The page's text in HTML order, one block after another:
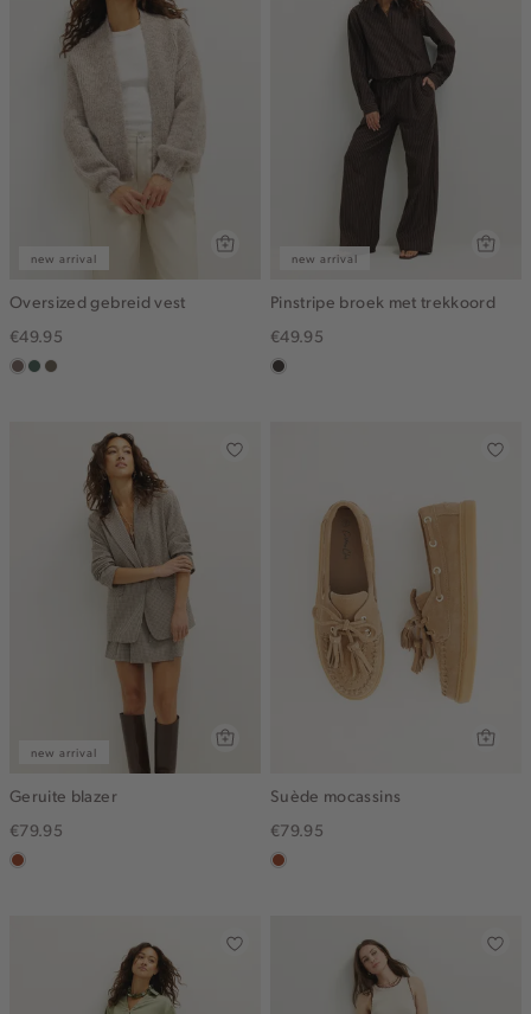
new arrival
Oversized gebreid vest
€49.95
taupe
groen,
bruin
new arrival
Pinstripe broek met trekkoord
€49.95
choco
new arrival
Geruite blazer
€79.95
bruin
Suède mocassins
€79.95
bruin